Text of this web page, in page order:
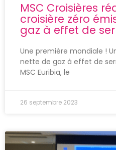
MSC Croisières
croisière zéro
gaz à effet de
Une première mondiale !
nette de gaz à effet de
MSC Euribia, le
26 septembre 2023